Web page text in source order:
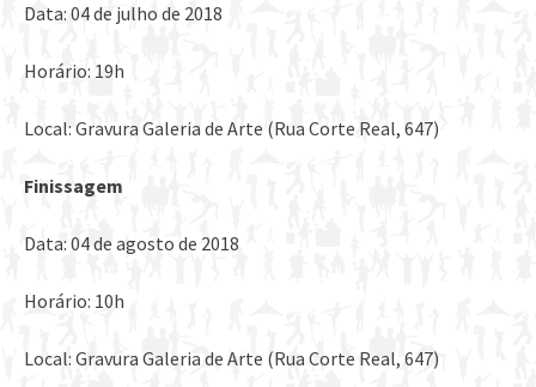
Data: 04 de julho de 2018
Horário: 19h
Local: Gravura Galeria de Arte (Rua Corte Real, 647)
Finissagem
Data: 04 de agosto de 2018
Horário: 10h
Local: Gravura Galeria de Arte (Rua Corte Real, 647)